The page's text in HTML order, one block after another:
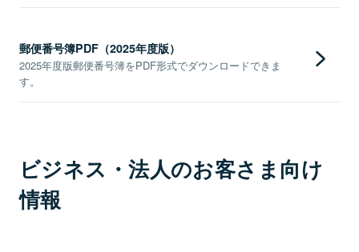
郵便番号簿PDF（2025年度版）
2025年度版郵便番号簿をPDF形式でダウンロードできま
す。
ビジネス・法人のお客さま向け
情報